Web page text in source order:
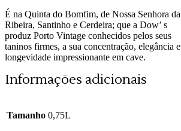
É na Quinta do Bomfim, de Nossa Senhora da
Ribeira, Santinho e Cerdeira; que a Dow’ s
produz Porto Vintage conhecidos pelos seus
taninos firmes, a sua concentração, elegância e
longevidade impressionante em cave.
Informações adicionais
Tamanho 0,75L